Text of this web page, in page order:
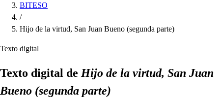
BITESO
/
Hijo de la virtud, San Juan Bueno (segunda parte)
Texto digital
Texto digital de Hijo de la virtud, San Juan
Bueno (segunda parte)